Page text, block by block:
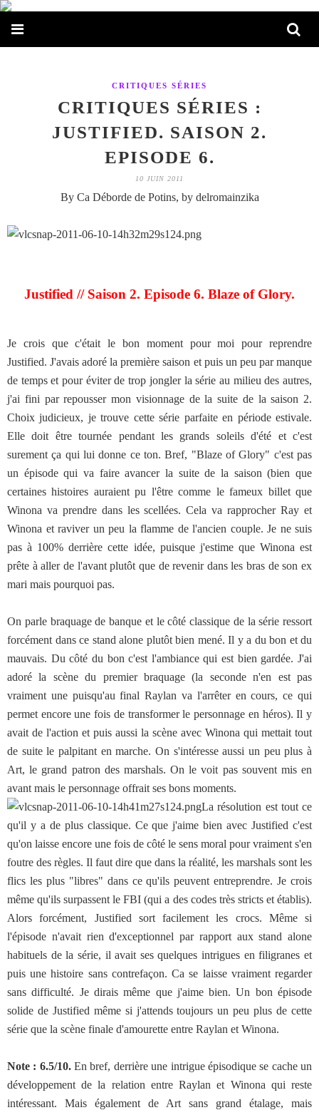
CRITIQUES SÉRIES
CRITIQUES SÉRIES :
JUSTIFIED. SAISON 2.
EPISODE 6.
10 JUIN 2011
By Ca Déborde de Potins, by delromainzika
Justified // Saison 2. Episode 6. Blaze of Glory.
Je crois que c'était le bon moment pour moi pour reprendre
Justified. J'avais adoré la première saison et puis un peu par manque
de temps et pour éviter de trop jongler la série au milieu des autres,
j'ai fini par repousser mon visionnage de la suite de la saison 2.
Choix judicieux, je trouve cette série parfaite en période estivale.
Elle doit être tournée pendant les grands soleils d'été et c'est
surement ça qui lui donne ce ton. Bref, "Blaze of Glory" c'est pas
un épisode qui va faire avancer la suite de la saison (bien que
certaines histoires auraient pu l'être comme le fameux billet que
Winona va prendre dans les scellées. Cela va rapprocher Ray et
Winona et raviver un peu la flamme de l'ancien couple. Je ne suis
pas à 100% derrière cette idée, puisque j'estime que Winona est
prête à aller de l'avant plutôt que de revenir dans les bras de son ex
mari mais pourquoi pas.
On parle braquage de banque et le côté classique de la série ressort
forcément dans ce stand alone plutôt bien mené. Il y a du bon et du
mauvais. Du côté du bon c'est l'ambiance qui est bien gardée. J'ai
adoré la scène du premier braquage (la seconde n'en est pas
vraiment une puisqu'au final Raylan va l'arrêter en cours, ce qui
permet encore une fois de transformer le personnage en héros). Il y
avait de l'action et puis aussi la scène avec Winona qui mettait tout
de suite le palpitant en marche. On s'intéresse aussi un peu plus à
Art, le grand patron des marshals. On le voit pas souvent mis en
avant mais le personnage offrait ses bons moments.
La résolution est tout ce
qu'il y a de plus classique. Ce que j'aime bien avec Justified c'est
qu'on laisse encore une fois de côté le sens moral pour vraiment s'en
foutre des règles. Il faut dire que dans la réalité, les marshals sont les
flics les plus "libres" dans ce qu'ils peuvent entreprendre. Je crois
même qu'ils surpassent le FBI (qui a des codes très stricts et établis).
Alors forcément, Justified sort facilement les crocs. Même si
l'épisode n'avait rien d'exceptionnel par rapport aux stand alone
habituels de la série, il avait ses quelques intrigues en filigranes et
puis une histoire sans contrefaçon. Ca se laisse vraiment regarder
sans difficulté. Je dirais même que j'aime bien. Un bon épisode
solide de Justified même si j'attends toujours un peu plus de cette
série que la scène finale d'amourette entre Raylan et Winona.
Note : 6.5/10.En bref, derrière une intrigue épisodique se cache un
développement de la relation entre Raylan et Winona qui reste
intéressant. Mais également de Art sans grand étalage, mais